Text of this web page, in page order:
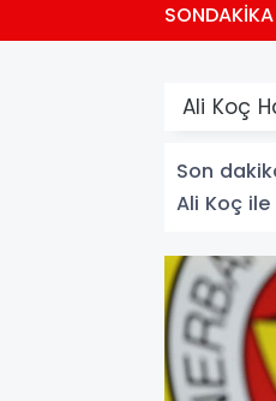
SONDAKİKA
Ali Koç
Son
Ali Koç